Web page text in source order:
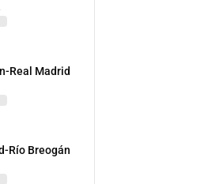
Real Madrid
Río Breogán